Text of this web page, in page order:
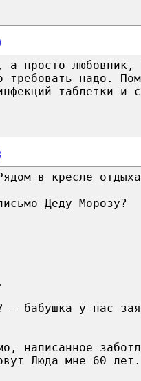
просто любовник,
требовать надо.
таблетки и
в кресле
Деду Морозу?
бабушка у нас
написанное
Люда мне 60